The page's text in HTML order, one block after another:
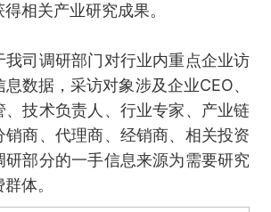
相关产业研究成果。
我司调研部门对行业内重点企业访
数据，采访对象涉及企业CEO、
、技术负责人、行业专家、产业链
销商、代理商、经销商、相关投资
研部分的一手信息来源为需要研究
体。